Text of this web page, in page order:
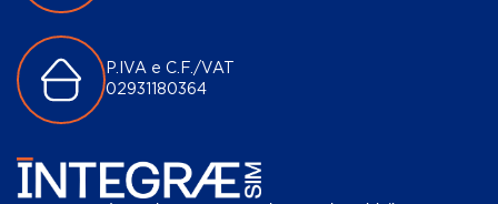
P.IVA e C.F./VAT
02931180364